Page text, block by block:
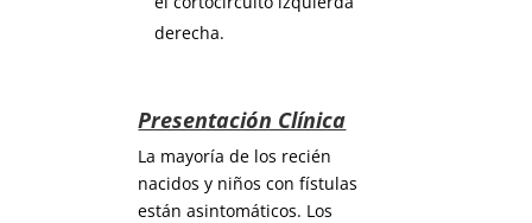
derecha.
Presentación Clínica
La mayoría de los recién
nacidos y niños con fístulas
están asintomáticos. Los